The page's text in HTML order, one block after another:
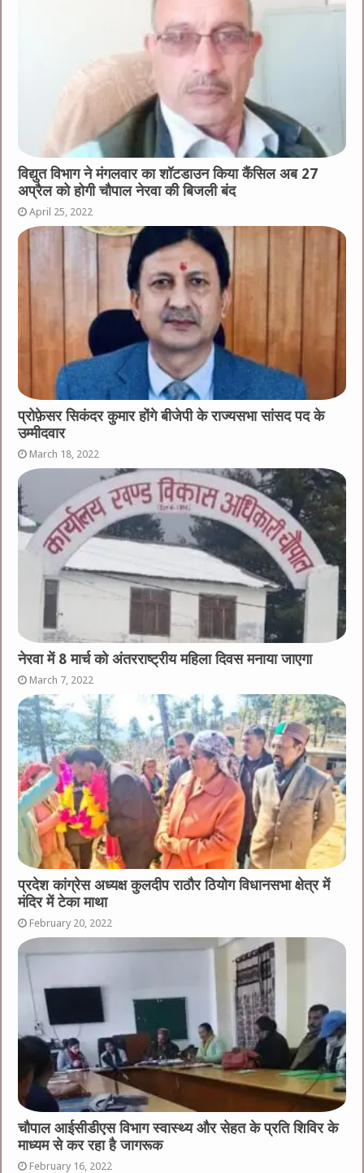
विद्युत विभाग ने मंगलवार का शॉटडाउन किया कैंसिल अब 27
अप्रैल को होगी चौपाल नेरवा की बिजली बंद
April 25, 2022
प्रोफ़ेसर सिकंदर कुमार होंगे बीजेपी के राज्यसभा सांसद पद के
उम्मीदवार
March 18, 2022
नेरवा में 8 मार्च को अंतरराष्ट्रीय महिला दिवस मनाया जाएगा
March 7, 2022
प्रदेश कांग्रेस अध्यक्ष कुलदीप राठौर ठियोग विधानसभा क्षेत्र में
मंदिर में टेका माथा
February 20, 2022
चौपाल आईसीडीएस विभाग स्वास्थ्य और सेहत के प्रति शिविर के
माध्यम से कर रहा है जागरूक
February 16, 2022